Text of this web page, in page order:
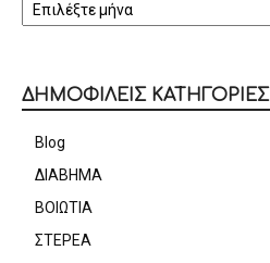
ΔΗΜΟΦΙΛΕΙΣ ΚΑΤΗΓΟΡΙΕΣ
Blog
ΔΙΑΒΗΜΑ
ΒΟΙΩΤΙΑ
ΣΤΕΡΕΑ